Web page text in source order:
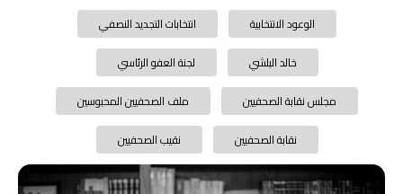
الوعود الانتخابية
انتخابات التجديد النصفي
خالد البلشي
لجنة العفو الرئاسي
مجلس نقابة الصحفيين
ملف الصحفيين المحبوسين
نقابة الصحفيين
نقيب الصحفيين